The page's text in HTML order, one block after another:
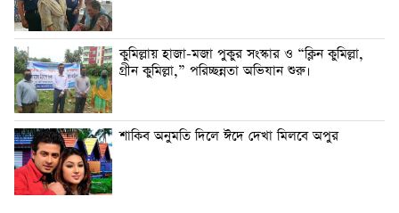
কুমিল্লায় হাজা-মজা পুকুর সংস্কার ও “ক্লিন কুমিল্লা,
গ্রীন কুমিল্লা,” পরিচ্ছন্নতা অভিযান শুরু।
শাকিব অনুমতি দিলে ঈদে দেখা মিলবে অপুর